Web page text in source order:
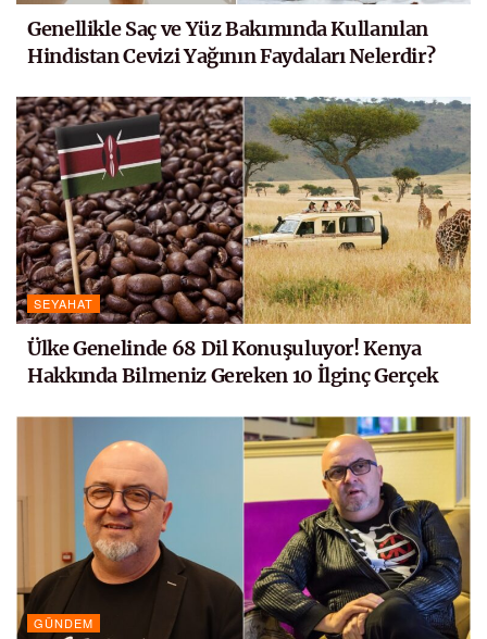
Genellikle Saç ve Yüz Bakımında Kullanılan
Hindistan Cevizi Yağının Faydaları Nelerdir?
SEYAHAT
Ülke Genelinde 68 Dil Konuşuluyor! Kenya
Hakkında Bilmeniz Gereken 10 İlginç Gerçek
GÜNDEM